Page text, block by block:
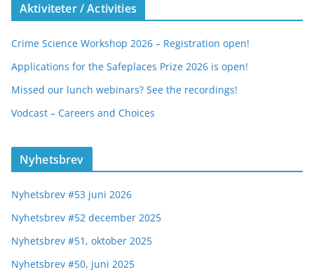
Aktiviteter / Activities
Crime Science Workshop 2026 – Registration open!
Applications for the Safeplaces Prize 2026 is open!
Missed our lunch webinars? See the recordings!
Vodcast – Careers and Choices
Nyhetsbrev
Nyhetsbrev #53 juni 2026
Nyhetsbrev #52 december 2025
Nyhetsbrev #51, oktober 2025
Nyhetsbrev #50, juni 2025